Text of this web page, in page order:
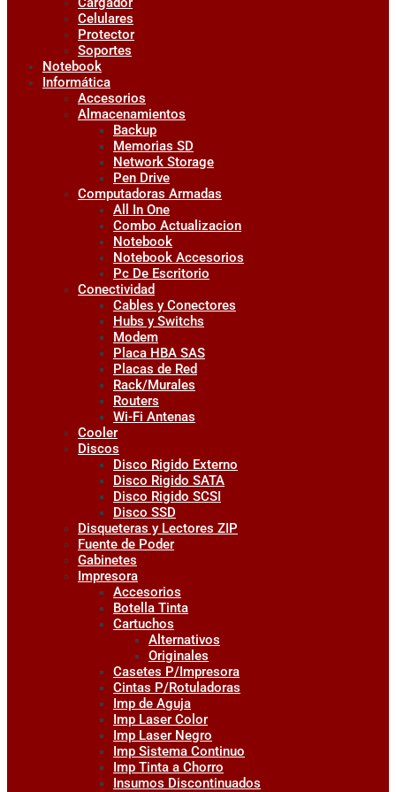
Celulares
Protector
Soportes
Notebook
Informática
Accesorios
Almacenamientos
Backup
Memorias SD
Network Storage
Pen Drive
Computadoras Armadas
All In One
Combo Actualizacion
Notebook
Notebook Accesorios
Pc De Escritorio
Conectividad
Cables y Conectores
Hubs y Switchs
Modem
Placa HBA SAS
Placas de Red
Rack/Murales
Routers
Wi-Fi Antenas
Cooler
Discos
Disco Rigido Externo
Disco Rigido SATA
Disco Rigido SCSI
Disco SSD
Disqueteras y Lectores ZIP
Fuente de Poder
Gabinetes
Impresora
Accesorios
Botella Tinta
Cartuchos
Alternativos
Originales
Casetes P/Impresora
Cintas P/Rotuladoras
Imp de Aguja
Imp Laser Color
Imp Laser Negro
Imp Sistema Continuo
Imp Tinta a Chorro
Insumos Discontinuados